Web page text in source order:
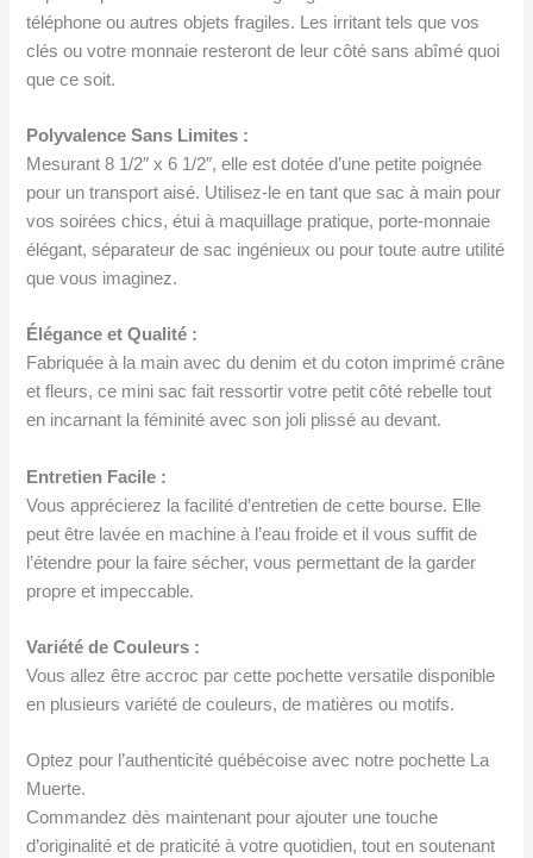
téléphone ou autres objets fragiles. Les irritant tels que vos
clés ou votre monnaie resteront de leur côté sans abîmé quoi
que ce soit.
Polyvalence Sans Limites :
Mesurant 8 1/2″ x 6 1/2″, elle est dotée d’une petite poignée
pour un transport aisé. Utilisez-le en tant que sac à main pour
vos soirées chics, étui à maquillage pratique, porte-monnaie
élégant, séparateur de sac ingénieux ou pour toute autre utilité
que vous imaginez.
Élégance et Qualité :
Fabriquée à la main avec du denim et du coton imprimé crâne
et fleurs, ce mini sac fait ressortir votre petit côté rebelle tout
en incarnant la féminité avec son joli plissé au devant.
Entretien Facile :
Vous apprécierez la facilité d’entretien de cette bourse. Elle
peut être lavée en machine à l’eau froide et il vous suffit de
l’étendre pour la faire sécher, vous permettant de la garder
propre et impeccable.
Variété de Couleurs :
Vous allez être accroc par cette pochette versatile disponible
en plusieurs variété de couleurs, de matières ou motifs.
Optez pour l’authenticité québécoise avec notre pochette La
Muerte.
Commandez dès maintenant pour ajouter une touche
d’originalité et de praticité à votre quotidien, tout en soutenant